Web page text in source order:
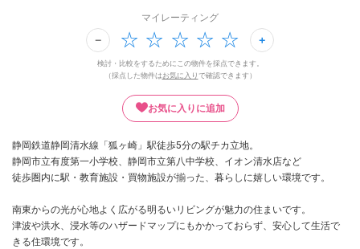
マイレーティング
検討・比較をするためにこの物件を採点できます。
（採点した物件は お気に入り で確認できます）
お気に入りに追加
静岡鉄道静岡清水線「狐ヶ崎」駅徒歩5分の駅チカ立地。
静岡市立有度第一小学校、静岡市立第八中学校、イオン清水店など
徒歩圏内に駅・教育施設・買物施設が揃った、暮らしに嬉しい環境です。
南東からの光が心地よく広がる明るいリビングが魅力の住まいです。
津波や洪水、浸水等のハザードマップにもかかっておらず、安心して生活で
きる住環境です。